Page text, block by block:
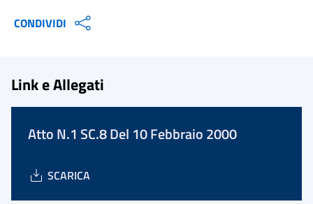
CONDIVIDI
Link e Allegati
Atto N.1 SC.8 Del 10 Febbraio 2000
SCARICA